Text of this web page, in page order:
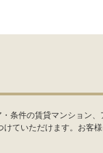
条件の賃貸マンション
ていただけます。お客